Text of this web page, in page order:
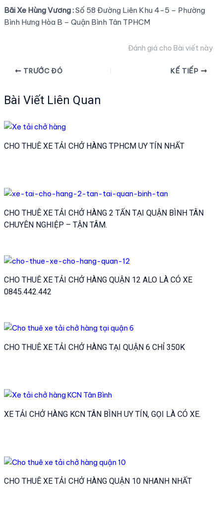
Bãi Xe Hùng Vương :Số 58 Đường Liên Khu 4-5 – Phường
Bình Hưng Hòa B – Quận Bình Tân TPHCM
Đánh giá cho Bài viết này
Điều
bài
viết
TRƯỚC ĐÓ KẾ TIẾP
Bài Viết Liên Quan
CHO THUÊ XE TẢI CHỞ HÀNG TPHCM UY TÍN NHẤT
CHO THUÊ XE TẢI CHỞ HÀNG 2 TẤN TẠI QUẬN BÌNH TÂN
CHUYÊN NGHIỆP – TẬN TÂM.
CHO THUÊ XE TẢI CHỞ HÀNG QUẬN 12 ALO LÀ CÓ XE
0845.442.442
CHO THUÊ XE TẢI CHỞ HÀNG TẠI QUẬN 6 CHỈ 350K
XE TẢI CHỞ HÀNG KCN TÂN BÌNH UY TÍN, GỌI LÀ CÓ XE.
CHO THUÊ XE TẢI CHỞ HÀNG QUẬN 10 NHANH NHẤT